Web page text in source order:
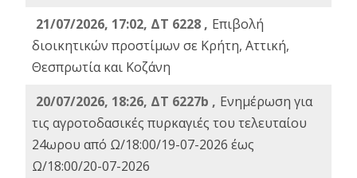
21/07/2026, 17:02, ΔΤ 6228 , Επιβολή
διοικητικών προστίμων σε Κρήτη, Αττική,
Θεσπρωτία και Κοζάνη
20/07/2026, 18:26, ΔΤ 6227b , Ενημέρωση για
τις αγροτοδασικές πυρκαγιές του τελευταίου
24ωρου από Ω/18:00/19-07-2026 έως
Ω/18:00/20-07-2026